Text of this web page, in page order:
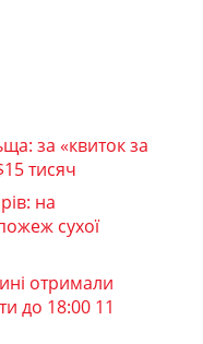
за «квиток за
тисяч
на
сухої
отримали
до 18:00 11